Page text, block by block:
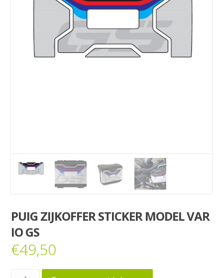
PUIG ZIJKOFFER STICKER MODEL VAR
IO GS
€49,50
Puig